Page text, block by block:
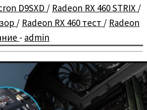
D9SXD / Radeon RX 460 STRIX /
/ Radeon RX 460 тест / Radeon
- admin